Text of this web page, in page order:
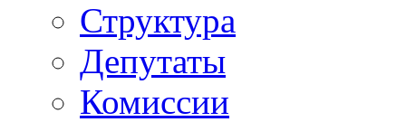
Структура
Депутаты
Комиссии